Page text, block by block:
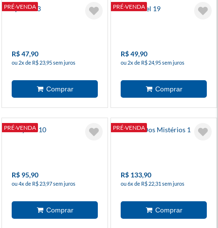
PRÉ-VENDA
Spawn 13
R$ 47,90
ou 2x de R$ 23,95 sem juros
PRÉ-VENDA
Invencível 19
R$ 49,90
ou 2x de R$ 24,95 sem juros
PRÉ-VENDA
Billy Bat 10
R$ 95,90
ou 4x de R$ 23,97 sem juros
PRÉ-VENDA
A Casa Dos Mistérios 1
R$ 133,90
ou 6x de R$ 22,31 sem juros